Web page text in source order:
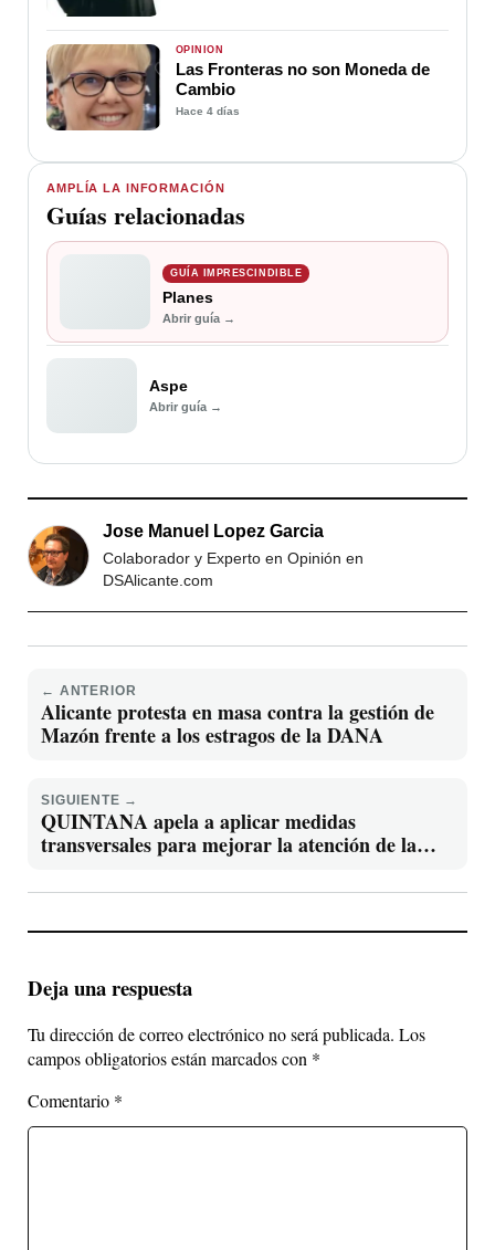
AMPLÍA LA INFORMACIÓN
Guías relacionadas
GUÍA IMPRESCINDIBLE
Planes
Abrir guía →
Aspe
Abrir guía →
OPINIÓN
Las Fronteras no son Moneda de
Cambio
Hace 4 días
Jose Manuel Lopez Garcia
Colaborador y Experto en Opinión en
DSAlicante.com
← ANTERIOR
Alicante protesta en masa contra la gestión de
Mazón frente a los estragos de la DANA
SIGUIENTE →
QUINTANA apela a aplicar medidas
transversales para mejorar la atención de la
Deja una respuesta
Tu dirección de correo electrónico no será publicada. Los
campos obligatorios están marcados con *
Comentario *